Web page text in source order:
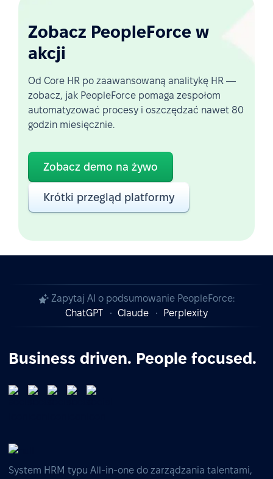
Zobacz PeopleForce w
akcji
Od Core HR po zaawansowaną analitykę HR —
zobacz, jak PeopleForce pomaga zespołom
automatyzować procesy i oszczędzać nawet 80
godzin miesięcznie.
Zobacz demo na żywo
Krótki przegląd platformy
Zapytaj AI o podsumowanie PeopleForce:
ChatGPT
Claude Perplexity
Business driven. People focused.
System HRM typu All-in-one do zarządzania talentami,